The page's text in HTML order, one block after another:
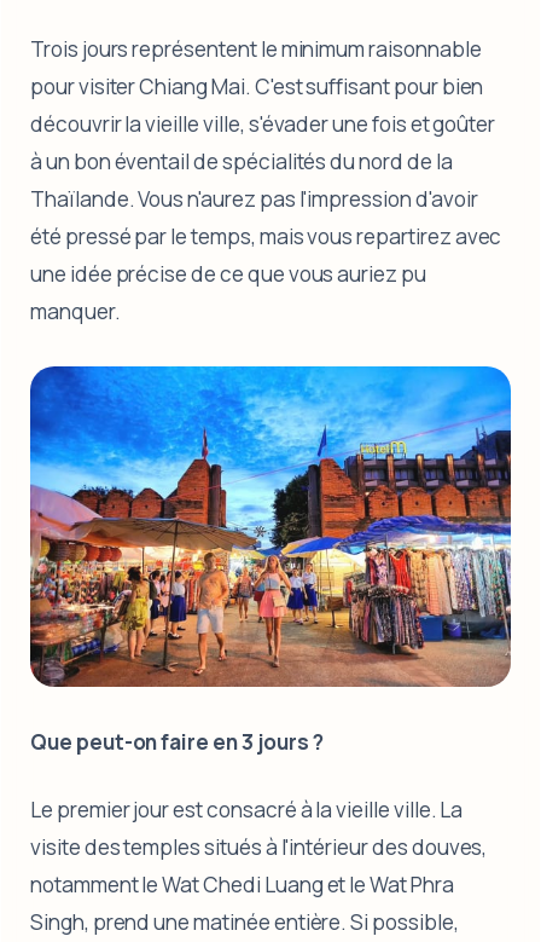
Trois jours représentent le minimum raisonnable
pour visiter Chiang Mai. C'est suffisant pour bien
découvrir la vieille ville, s'évader une fois et goûter
à un bon éventail de spécialités du nord de la
Thaïlande. Vous n'aurez pas l'impression d'avoir
été pressé par le temps, mais vous repartirez avec
une idée précise de ce que vous auriez pu
manquer.
Que peut-on faire en 3 jours ?
Le premier jour est consacré à la vieille ville. La
visite des temples situés à l'intérieur des douves,
notamment le Wat Chedi Luang et le Wat Phra
Singh, prend une matinée entière. Si possible,